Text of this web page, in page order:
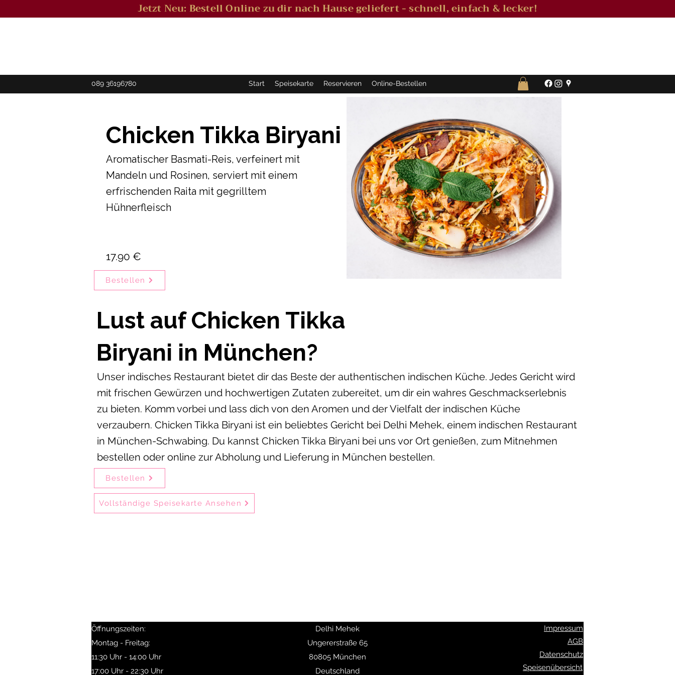
Jetzt Neu: Bestell Online zu dir nach Hause geliefert - schnell, einfach & lecker!
089 36196780 Start Speisekarte Reservieren Online-Bestellen
Chicken Tikka Biryani
Aromatischer Basmati-Reis, verfeinert mit
Mandeln und Rosinen, serviert mit einem
erfrischenden Raita mit gegrilltem
Hühnerfleisch
17.90 €
Bestellen
Lust auf Chicken Tikka
Biryani in München?
Unser indisches Restaurant bietet dir das Beste der authentischen indischen Küche. Jedes Gericht wird
mit frischen Gewürzen und hochwertigen Zutaten zubereitet, um dir ein wahres Geschmackserlebnis
zu bieten. Komm vorbei und lass dich von den Aromen und der Vielfalt der indischen Küche
verzaubern. Chicken Tikka Biryani ist ein beliebtes Gericht bei Delhi Mehek, einem indischen Restaurant
in München-Schwabing. Du kannst Chicken Tikka Biryani bei uns vor Ort genießen, zum Mitnehmen
bestellen oder online zur Abholung und Lieferung in München bestellen.
Bestellen
Vollständige Speisekarte Ansehen
Öffnungszeiten:
Montag - Freitag:
11:30 Uhr - 14:00 Uhr
17:00 Uhr - 22:30 Uhr
Delhi Mehek
Ungererstraße 65
80805 München
Deutschland
Impressum
AGB
Datenschutz
Speisenübersicht